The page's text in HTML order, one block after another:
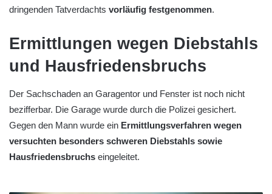
dringenden Tatverdachts vorläufig festgenommen.
Ermittlungen wegen Diebstahls
und Hausfriedensbruchs
Der Sachschaden an Garagentor und Fenster ist noch nicht
bezifferbar. Die Garage wurde durch die Polizei gesichert.
Gegen den Mann wurde ein Ermittlungsverfahren wegen
versuchten besonders schweren Diebstahls sowie
Hausfriedensbruchs eingeleitet.